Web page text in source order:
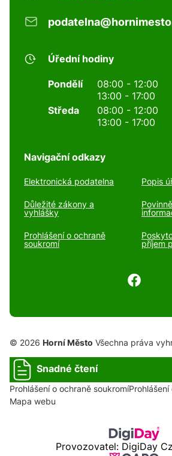
Úřední hodiny
Pondělí
08:00 - 12:00
13:00 - 17:00
Středa
08:00 - 12:00
13:00 - 17:00
Navigační odkazy
Elektronická podatelna Popis
Důležité zákony a
vyhlášky
Prohlášení o ochraně
soukromí
příjem
© 2026 Horní Město Všechna práva
Snadné čtení
Prohlášení o ochraně soukromí
Mapa webu
Provozovatel: DigiDay